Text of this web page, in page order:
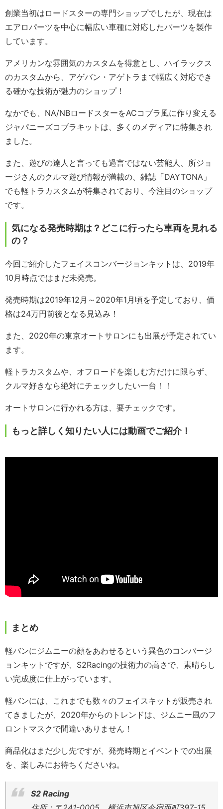
創業当初はロードスターの専門ショップでしたが、現在は
エアロパーツを中心に幅広い車種に対応したパーツを製作
しています。
アメリカンな雰囲気のカスタムを得意とし、ハイラックス
のカスタムから、アゲバン・アゲトラまで幅広く対応でき
る確かな技術が魅力のショップ！
なかでも、NA/NBロードスターをACコブラ風に作り変える
ジャパニーズコブラキットは、多くのメディアに特集され
ました。
また、遊びの達人と言っても過言ではない芸能人、所ジョ
ージさんのクルマ遊び情報が満載の、雑誌「DAYTONA」
でも軽トラカスタムが特集されており、今注目のショップ
です。
気になる発売時期は？どこに行ったら車両を見れる
の？
今回ご紹介したフェイスコンバージョンキットは、2019年
10月時点ではまだ未発売。
発売時期は2019年12月～2020年1月頃を予定しており、価
格は24万円前後となる見込み！
また、2020年の東京オートサロンにも出展が予定されてい
ます。
軽トラカスタムや、オフロードを楽しむ方だけに限らず、
クルマ好きなら絶対にチェックしたい一台！！
オートサロンに行かれる方は、要チェックです。
もっと詳しく知りたい人には動画でご紹介！
まとめ
軽バンにジムニーの顔をあわせるという異色のコンバージ
ョンキットですが、S2Racingの技術力の高さで、素晴らし
い完成度に仕上がっています。
軽バンには、これまでも数々のフェイスキットが販売され
てきましたが、2020年からのトレンドは、ジムニー風のフ
ロントマスクで間違いありません！
商品化はまだ少し先ですが、発売時期とイベントでの出展
を、楽しみにお待ちくださいね。
S2 Racing